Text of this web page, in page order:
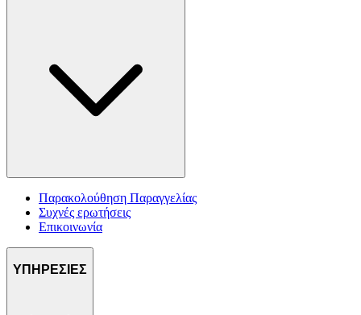
Παρακολούθηση Παραγγελίας
Συχνές ερωτήσεις
Επικοινωνία
ΥΠΗΡΕΣΙΕΣ